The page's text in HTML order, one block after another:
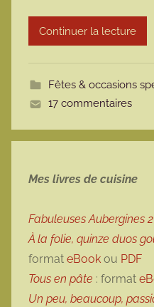
Continuer la lecture
Fêtes & occasions
17 commentaires
Mes livres de cuisine
Fabuleuses Aubergines 2
À la folie, quinze duos
format eBook ou PDF
Tous en pâte : format
Un peu, beaucoup,